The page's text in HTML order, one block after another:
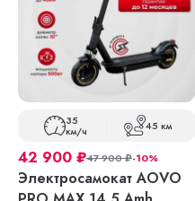
35
км/ч 45 км
42 900 ₽47 900₽-10%
Электросамокат AOVO